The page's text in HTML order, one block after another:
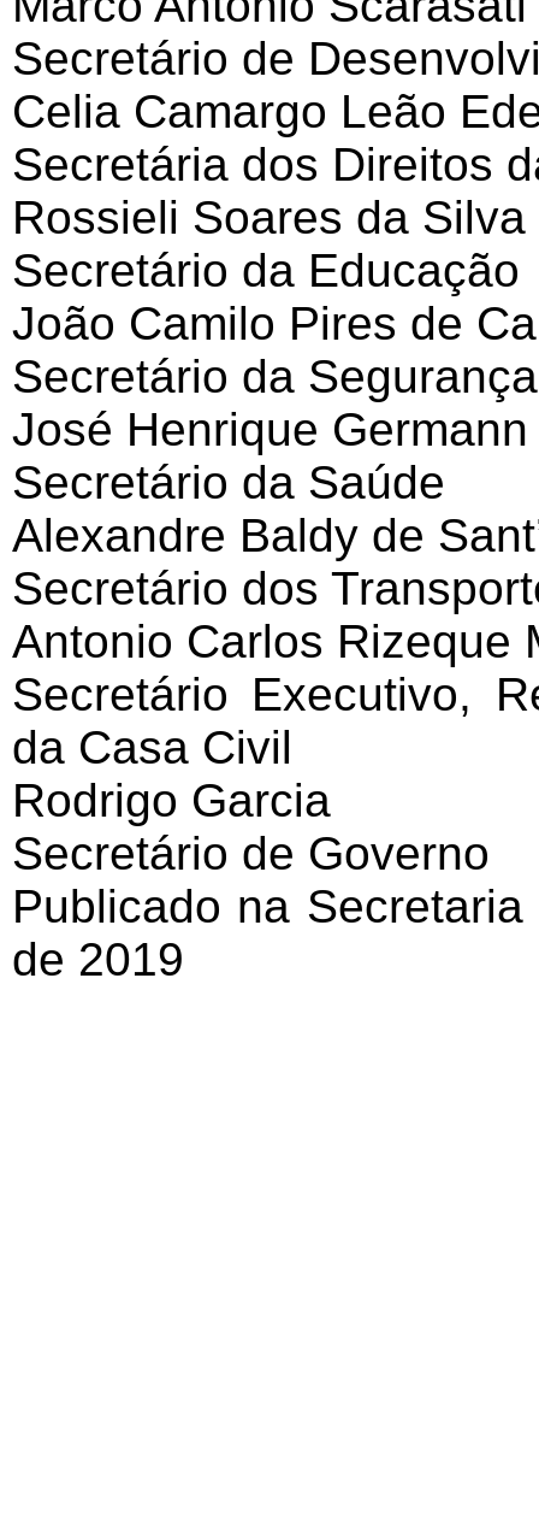
Secretário de
Celia Camargo Leão
Secretária dos Direitos
Rossieli Soares da Silva
Secretário da Educação
João Camilo Pires de
Secretário da
José Henrique
Secretário da Saúde
Alexandre Baldy de
Secretário dos
Antonio Carlos Rizeque
Secretário Executivo,
da Casa Civil
Rodrigo Garcia
Secretário de Governo
Publicado na
de 2019